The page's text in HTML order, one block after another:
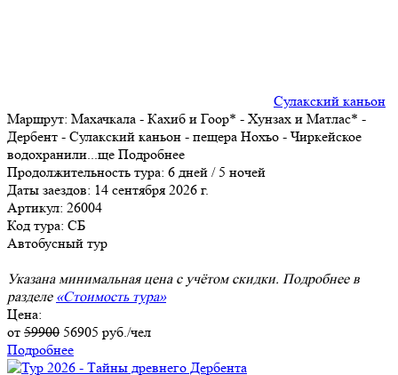
Сулакский каньон
Маршрут: Махачкала - Кахиб и Гоор* - Хунзах и Матлас* -
Дербент - Сулакский каньон - пещера Нохъо - Чиркейское
водохранили...ще Подробнее
Продолжительность тура: 6 дней / 5 ночей
Даты заездов: 14 сентября 2026 г.
Артикул: 26004
Код тура: СБ
Автобусный тур
Указана минимальная цена с учётом скидки. Подробнее в
разделе «Стоимость тура»
Цена:
от 59900 56905 руб./чел
Подробнее